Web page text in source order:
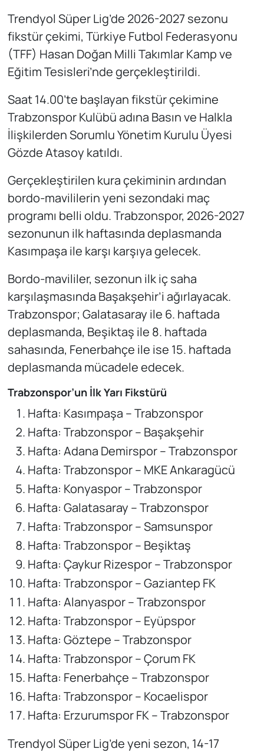
Trendyol Süper Lig’de 2026-2027 sezonu
fikstür çekimi, Türkiye Futbol Federasyonu
(TFF) Hasan Doğan Milli Takımlar Kamp ve
Eğitim Tesisleri’nde gerçekleştirildi.
Saat 14.00’te başlayan fikstür çekimine
Trabzonspor Kulübü adına Basın ve Halkla
İlişkilerden Sorumlu Yönetim Kurulu Üyesi
Gözde Atasoy katıldı.
Gerçekleştirilen kura çekiminin ardından
bordo-mavililerin yeni sezondaki maç
programı belli oldu. Trabzonspor, 2026-2027
sezonunun ilk haftasında deplasmanda
Kasımpaşa ile karşı karşıya gelecek.
Bordo-mavililer, sezonun ilk iç saha
karşılaşmasında Başakşehir’i ağırlayacak.
Trabzonspor; Galatasaray ile 6. haftada
deplasmanda, Beşiktaş ile 8. haftada
sahasında, Fenerbahçe ile ise 15. haftada
deplasmanda mücadele edecek.
Trabzonspor’un İlk Yarı Fikstürü
Hafta: Kasımpaşa – Trabzonspor
Hafta: Trabzonspor – Başakşehir
Hafta: Adana Demirspor – Trabzonspor
Hafta: Trabzonspor – MKE Ankaragücü
Hafta: Konyaspor – Trabzonspor
Hafta: Galatasaray – Trabzonspor
Hafta: Trabzonspor – Samsunspor
Hafta: Trabzonspor – Beşiktaş
Hafta: Çaykur Rizespor – Trabzonspor
Hafta: Trabzonspor – Gaziantep FK
Hafta: Alanyaspor – Trabzonspor
Hafta: Trabzonspor – Eyüpspor
Hafta: Göztepe – Trabzonspor
Hafta: Trabzonspor – Çorum FK
Hafta: Fenerbahçe – Trabzonspor
Hafta: Trabzonspor – Kocaelispor
Hafta: Erzurumspor FK – Trabzonspor
Trendyol Süper Lig’de yeni sezon, 14-17